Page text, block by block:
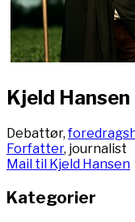
Kjeld Hansen
Debattør,
Forfatter, journalist
Mail til Kjeld Hansen
Kategorier